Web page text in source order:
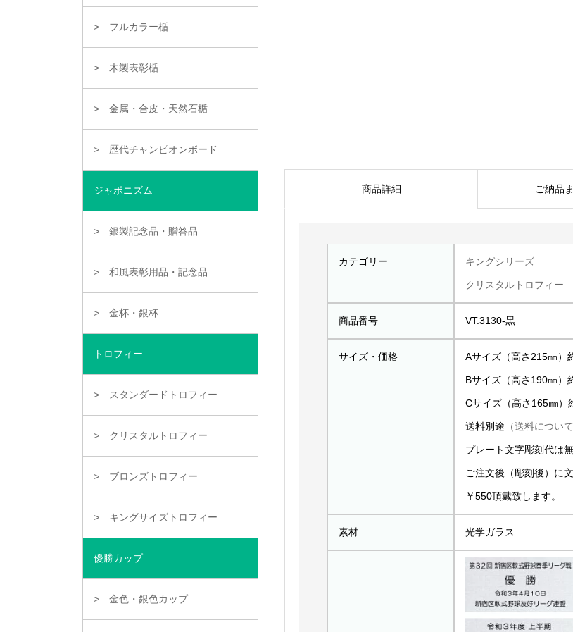
商品詳細 ご納品
カテゴリー キングシリーズ
クリスタルトロフィー
商品番号 VT.3130-黒
サイズ・価格 Aサイズ（高さ215㎜）
Bサイズ（高さ190㎜）
Cサイズ（高さ165㎜）
送料別途 （送料について
プレート文字彫刻代は無
ご注文後（彫刻後）に
￥550頂戴致します。
素材 光学ガラス
フルカラー楯
木製表彰楯
金属・合皮・天然石楯
歴代チャンピオンボード
ジャポニズム
銀製記念品・贈答品
和風表彰用品・記念品
金杯・銀杯
トロフィー
スタンダードトロフィー
クリスタルトロフィー
ブロンズトロフィー
キングサイズトロフィー
優勝カップ
金色・銀色カップ